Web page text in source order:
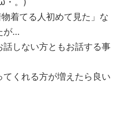
物着てる人初めて見た」な
が…
しない方ともお話する事
くれる方が増えたら良い